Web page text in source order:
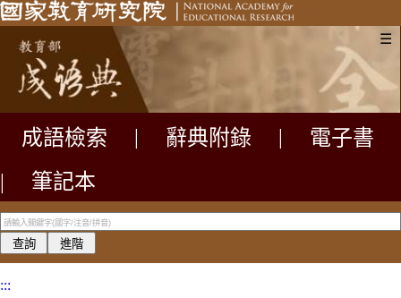
☰
成語檢索 辭典附錄
電子書
|
筆記本
:::